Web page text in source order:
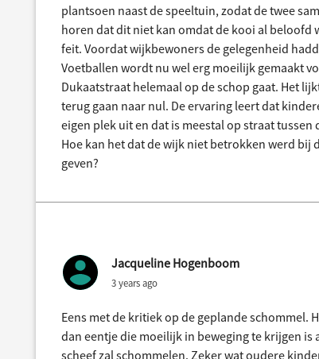
plantsoen naast de speeltuin, zodat de twee
horen dat dit niet kan omdat de kooi al beloofd
feit. Voordat wijkbewoners de gelegenheid
Voetballen wordt nu wel erg moeilijk gemaakt
Dukaatstraat helemaal op de schop gaat. Het
terug gaan naar nul. De ervaring leert dat
eigen plek uit en dat is meestal op straat
Hoe kan het dat de wijk niet betrokken werd bij
geven?
Jacqueline Hogenboom
3 years ago
Eens met de kritiek op de geplande schommel.
dan eentje die moeilijk in beweging te krijgen
scheef zal schommelen. Zeker wat oudere